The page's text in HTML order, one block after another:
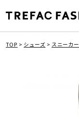
TOP > シューズ > スニーカー